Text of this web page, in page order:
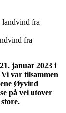
fra
januar 2023 i
var tilsammen
Øyvind
på vei utover